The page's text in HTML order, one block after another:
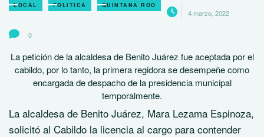
LOCAL POLITICA QUINTANA ROO
4 marzo, 2022
0
La petición de la alcaldesa de Benito Juárez fue aceptada por el
cabildo, por lo tanto, la primera regidora se desempeñe como
encargada de despacho de la presidencia municipal
temporalmente.
La alcaldesa de Benito Juárez, Mara Lezama Espinoza,
solicitó al Cabildo la licencia al cargo para contender